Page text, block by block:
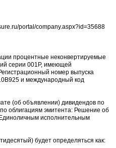
portal/company.aspx?id=35688
процентные неконвертируемые
серии 001Р, имеющей
номер выпуска
и международный код
(об объявлении) дивидендов по
облигациям эмитента: Решение об
исполнительным
будет определяться как: